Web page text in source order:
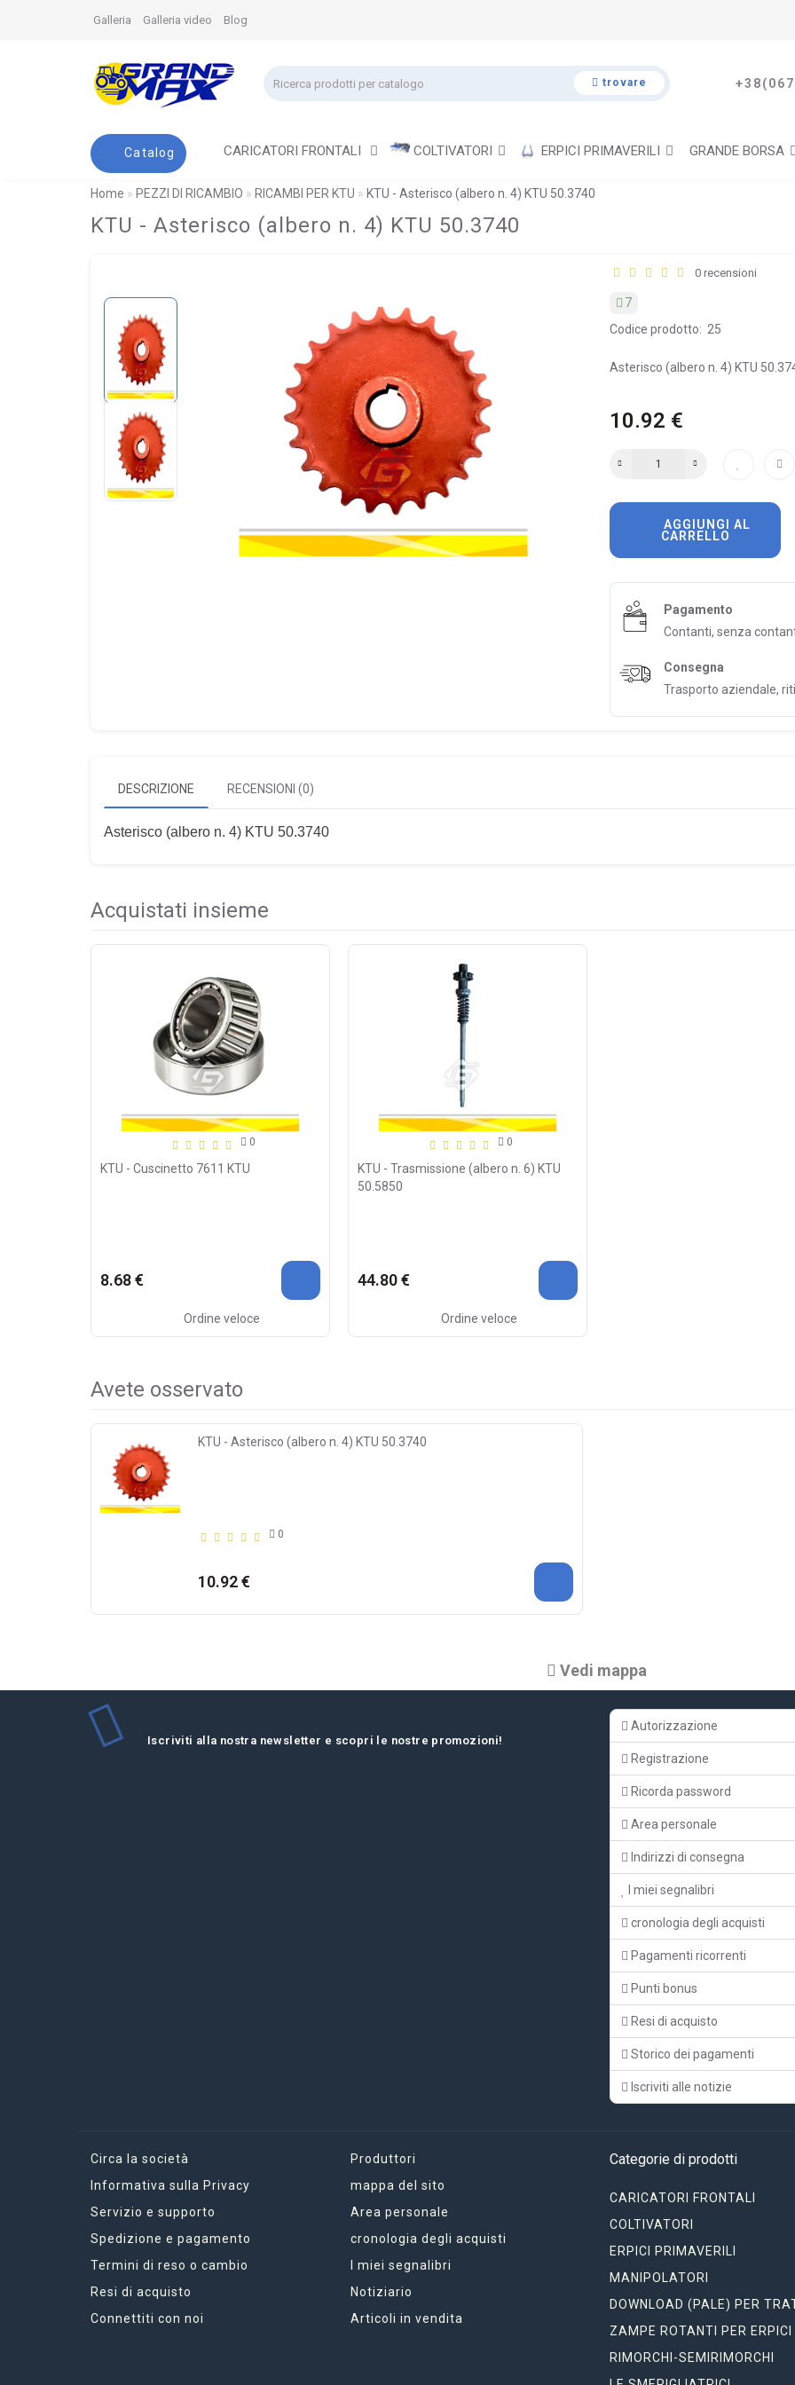
Galleria Galleria video Blog
trovare
Catalog CARICATORI FRONTALI COLTIVATORI ERPICI PRIMAVERILI GRANDE BORSA
Home PEZZI DI RICAMBIO RICAMBI PER KTU KTU - Asterisco (albero n. 4) KTU 50.3740
KTU - Asterisco (albero n. 4) KTU 50.3740
0 recensioni
7
Codice prodotto: 25
Asterisco (albero n. 4) KTU
10.92 €
CARRELLO
Pagamento
Contanti, senza
Consegna
Trasporto aziendale,
DESCRIZIONE RECENSIONI (0)
Asterisco (albero n. 4) KTU 50.3740
Acquistati insieme
0
KTU - Cuscinetto 7611 KTU
8.68 €
Ordine veloce
0
KTU - Trasmissione (albero n. 6) KTU
50.5850
44.80 €
Ordine veloce
Avete osservato
KTU - Asterisco (albero n. 4) KTU 50.3740
0
10.92 €
Vedi mappa
Iscriviti alla nostra newsletter e scopri le nostre promozioni!
Autorizzazione
Registrazione
Ricorda password
Area personale
Indirizzi di consegna
I miei segnalibri
cronologia degli acquisti
Pagamenti ricorrenti
Punti bonus
Resi di acquisto
Storico dei pagamenti
Iscriviti alle notizie
Circa la società
Informativa sulla Privacy
Servizio e supporto
Spedizione e pagamento
Termini di reso o cambio
Resi di acquisto
Connettiti con noi
Produttori
mappa del sito
Area personale
cronologia degli acquisti
I miei segnalibri
Notiziario
Articoli in vendita
Categorie di prodotti
CARICATORI FRONTALI
COLTIVATORI
ERPICI PRIMAVERILI
MANIPOLATORI
DOWNLOAD (PALE) PER
ZAMPE ROTANTI PER ERPICI
RIMORCHI-SEMIRIMORCHI